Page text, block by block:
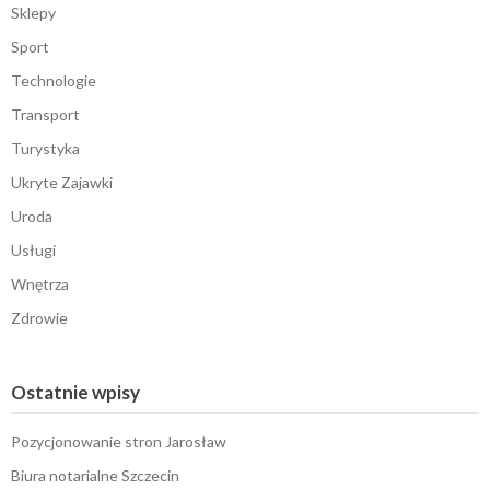
Sklepy
Sport
Technologie
Transport
Turystyka
Ukryte Zajawki
Uroda
Usługi
Wnętrza
Zdrowie
Ostatnie wpisy
Pozycjonowanie stron Jarosław
Biura notarialne Szczecin